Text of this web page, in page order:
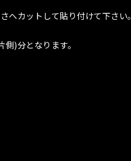
カットして貼り付けて下さい。
)分となります。